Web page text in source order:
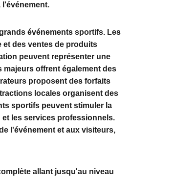
l'événement.
événements sportifs. Les
et des ventes de produits
peuvent représenter une
offrent également des
proposent des forfaits
locales organisent des
sportifs peuvent stimuler la
les services professionnels.
l'événement et aux visiteurs,
allant jusqu'au niveau